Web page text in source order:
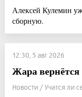
Алексей Кулемин
сборную.
12:30, 5 авг 2026
Жара
Новости / Учатся ли